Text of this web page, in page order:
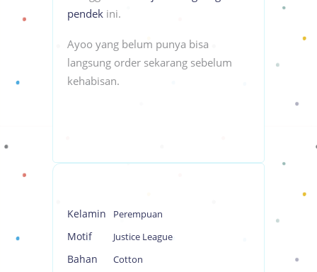
pendek ini.
Ayoo yang belum punya bisa
langsung order sekarang sebelum
kehabisan.
Kelamin Perempuan
Motif Justice League
Bahan Cotton